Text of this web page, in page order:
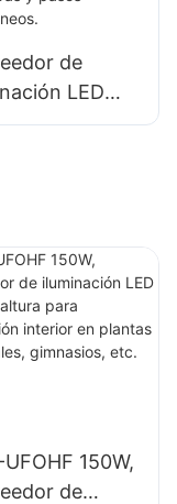
de
tamaño.
de
LED
CLA de 100 W
como
150W,
de